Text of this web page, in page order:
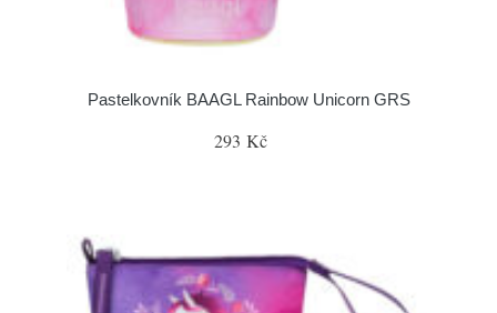
Pastelkovník BAAGL Rainbow Unicorn GRS
293 Kč